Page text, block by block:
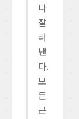
다
잘
라
낸
다.
모
든
근